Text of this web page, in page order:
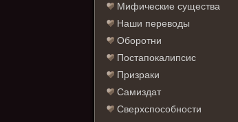
Мифические существа
Наши переводы
Оборотни
Постапокалипсис
Призраки
Самиздат
Сверхспособности